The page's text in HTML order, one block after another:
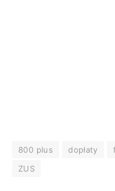
800 plus dopłaty
ZUS